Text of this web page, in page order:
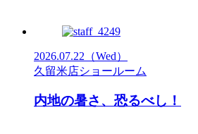
2026.07.22 （Wed）
久留米店ショールーム
内地の暑さ、恐るべし！